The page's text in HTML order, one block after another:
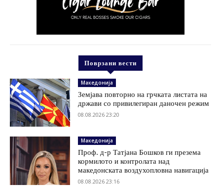
Поврзани вести
Македонија
Земјава повторно на грчката листата на
држави со привилегиран даночен режим
08.08.2026 23:20
Македонија
Проф. д-р Татјана Бошков ги презема
кормилото и контролата над
македонската воздухопловна навигација
08.08.2026 23:16